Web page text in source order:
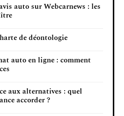
auto sur Webcarnews : les
de déontologie
auto en ligne : comment
aux alternatives : quel
accorder ?